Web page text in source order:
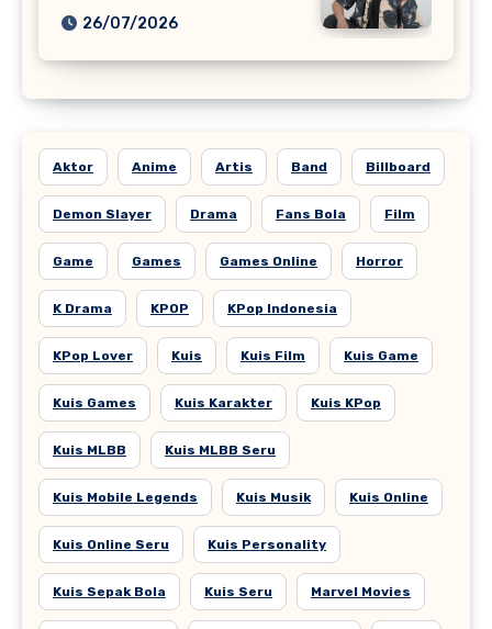
26/07/2026
Aktor Anime Artis Band Billboard
Demon Slayer Drama Fans Bola Film
Game Games Games Online Horror
K Drama KPOP KPop Indonesia
KPop Lover Kuis Kuis Film Kuis Game
Kuis Games Kuis Karakter Kuis KPop
Kuis MLBB Kuis MLBB Seru
Kuis Mobile Legends Kuis Musik Kuis Online
Kuis Online Seru Kuis Personality
Kuis Sepak Bola Kuis Seru Marvel Movies